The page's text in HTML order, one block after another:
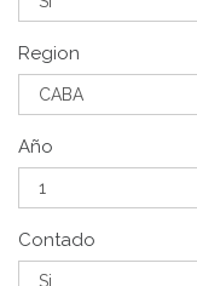
Region
Año
Contado